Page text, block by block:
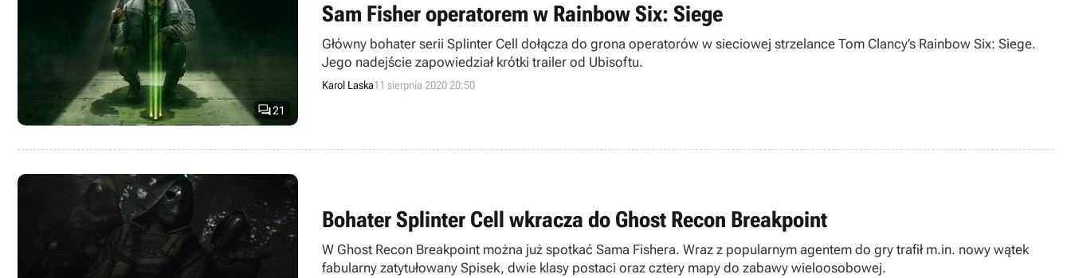
21
Sam Fisher operatorem w Rainbow Six: Siege
Główny bohater serii Splinter Cell dołącza do grona operatorów w sieciowej strzelance Tom Clancy’s Rainbow Six: Siege.
Jego nadejście zapowiedział krótki trailer od Ubisoftu.
Karol Laska11 sierpnia 2020 20:50
Bohater Splinter Cell wkracza do Ghost Recon Breakpoint
W Ghost Recon Breakpoint można już spotkać Sama Fishera. Wraz z popularnym agentem do gry trafił m.in. nowy wątek
fabularny zatytułowany Spisek, dwie klasy postaci oraz cztery mapy do zabawy wieloosobowej.